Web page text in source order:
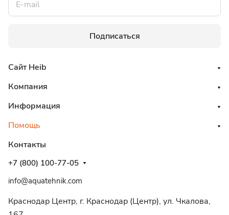
Подписаться
Сайт Heib
Компания
Информация
Помощь
Контакты
+7 (800) 100-77-05
info@aquatehnik.com
Краснодар Центр, г. Краснодар (Центр), ул. Чкалова,